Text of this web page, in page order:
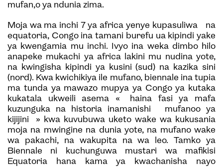
mufan,o ya ndunia zima.
Moja wa ma inchi 7 ya africa yenye kupasuliwa na
equatoria, Congo ina tamani burefu ua kipindi yake
ya kwengamia mu inchi. Ivyo ina weka dimbo hilo
anapeke mukachi ya africa lakini mu nudina yote,
na kwingisha kipindi ya kusini (sud) na kazika sini
(nord). Kwa kwichikiya ile mufano, biennale ina tupia
ma tunda ya mawazo mupya ya Congo ya kutaka
kukatala ukweili asema « haina fasi ya mafa
kuzunguka na historia inamanishi mufanoo ya
kijijini » kwa kuvubuwa uketo wake wa kukusania
moja na mwingine na dunia yote, na mufano wake
wa pakachi, na wakupita na wa leo. Tamko ya
Biennale ni kuchunguwa mustari wa mafikisi
Equatoria hana kama ya kwachanisha nayo